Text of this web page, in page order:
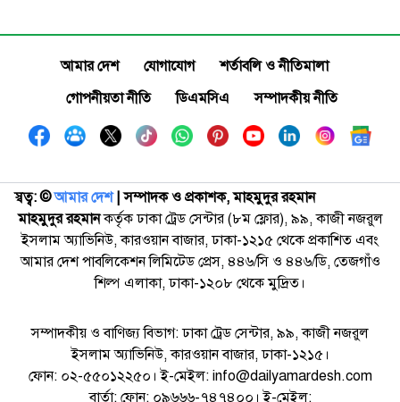
আমার দেশ যোগাযোগ
শর্তাবলি ও নীতিমালা
গোপনীয়তা নীতি
ডিএমসিএ সম্পাদকীয় নীতি
স্বত্ব: ©️আমার দেশ| সম্পাদক ও প্রকাশক, মাহমুদুর রহমান
মাহমুদুর রহমানকর্তৃক ঢাকা ট্রেড সেন্টার (৮ম ফ্লোর), ৯৯, কাজী নজরুল
ইসলাম অ্যাভিনিউ, কারওয়ান বাজার, ঢাকা-১২১৫ থেকে প্রকাশিত এবং
আমার দেশ পাবলিকেশন লিমিটেড প্রেস, ৪৪৬/সি ও ৪৪৬/ডি, তেজগাঁও
শিল্প এলাকা, ঢাকা-১২০৮ থেকে মুদ্রিত।
সম্পাদকীয় ও বাণিজ্য বিভাগ: ঢাকা ট্রেড সেন্টার, ৯৯, কাজী নজরুল
ইসলাম অ্যাভিনিউ, কারওয়ান বাজার, ঢাকা-১২১৫।
ফোন: ০২-৫৫০১২২৫০। ই-মেইল: info@dailyamardesh.com
বার্তা: ফোন: ০৯৬৬৬-৭৪৭৪০০। ই-মেইল: